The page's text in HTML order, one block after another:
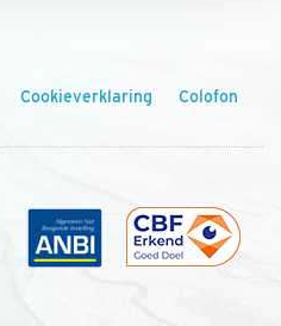
Cookieverklaring Colofon